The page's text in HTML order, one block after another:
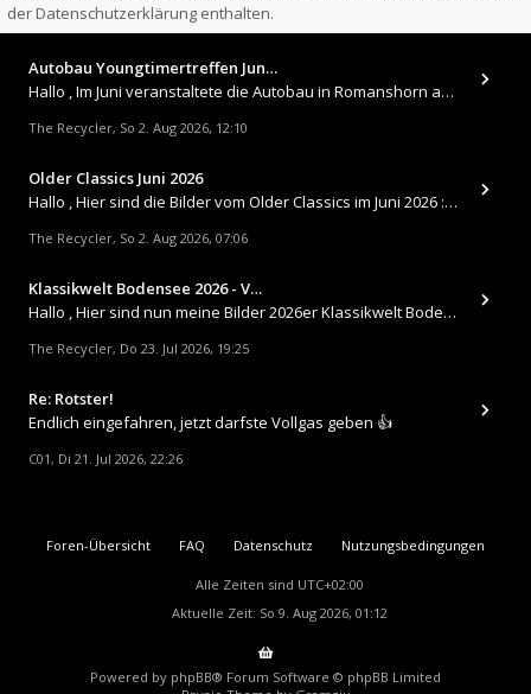
der Datenschutzerklärung enthalten.
Autobau Youngtimertreffen Jun…
Hallo , Im Juni veranstaltete die Autobau in Romanshorn auf ihrem Gelände ein kleines Youngtimertreffen : https://up.
The Recycler, So 2. Aug 2026, 12:10
Older Classics Juni 2026
​Hallo , Hier sind die Bilder vom Older Classics im Juni 2026 : https://up.picr.de/51155940wd.jpg https://up.pic
The Recycler, So 2. Aug 2026, 07:06
Klassikwelt Bodensee 2026 - V…
Hallo , Hier sind nun meine Bilder 2026er Klassikwelt Bodensee 😀 https://up.picr.de/51125547rb.jpg https://up.pi
The Recycler, Do 23. Jul 2026, 19:25
Re: Rotster!
Endlich eingefahren, jetzt darfste Vollgas geben 👍
C01, Di 21. Jul 2026, 22:26
Foren-Übersicht FAQ Datenschutz Nutzungsbedingungen
Alle Zeiten sind UTC+02:00
Aktuelle Zeit: So 9. Aug 2026, 01:12
Powered by phpBB® Forum Software © phpBB Limited